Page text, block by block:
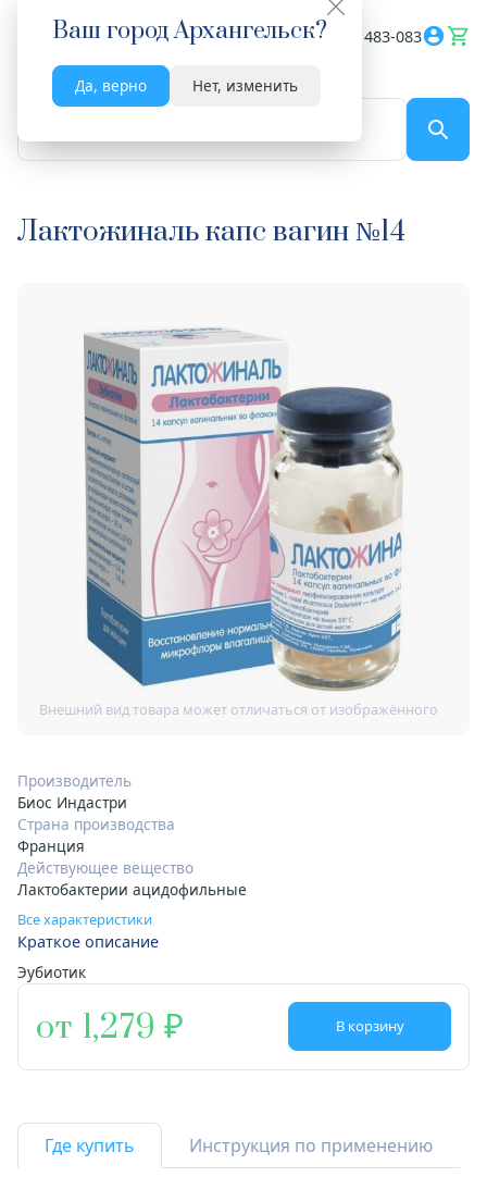
Ваш городАрхангельск?
Да, верно Нет, изменить
Весь сайт 8182 483-083
Лактожиналь капс вагин №14
Производитель
Биос Индастри
Страна производства
Франция
Действующее вещество
Лактобактерии ацидофильные
Все характеристики
Краткое описание
Эубиотик
от 1,279 В корзину
Где купить Инструкция по применению